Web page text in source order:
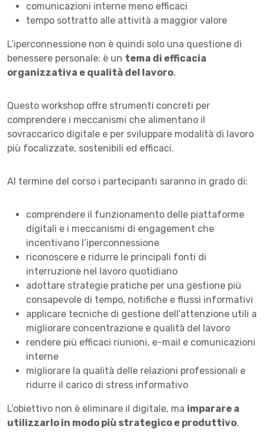
comunicazioni interne meno efficaci
tempo sottratto alle attività a maggior valore
L’iperconnessione non è quindi solo una questione di
benessere personale: è un tema di efficacia
organizzativa e qualità del lavoro.
Questo workshop offre strumenti concreti per
comprendere i meccanismi che alimentano il
sovraccarico digitale e per sviluppare modalità di lavoro
più focalizzate, sostenibili ed efficaci.
Al termine del corso i partecipanti saranno in grado di:
comprendere il funzionamento delle piattaforme
digitali e i meccanismi di engagement che
incentivano l’iperconnessione
riconoscere e ridurre le principali fonti di
interruzione nel lavoro quotidiano
adottare strategie pratiche per una gestione più
consapevole di tempo, notifiche e flussi informativi
applicare tecniche di gestione dell’attenzione utili a
migliorare concentrazione e qualità del lavoro
rendere più efficaci riunioni, e-mail e comunicazioni
interne
migliorare la qualità delle relazioni professionali e
ridurre il carico di stress informativo
L’obiettivo non è eliminare il digitale, ma imparare a
utilizzarlo in modo più strategico e produttivo.